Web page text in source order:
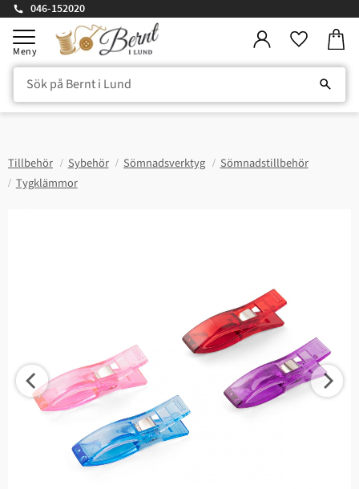
Meny
046-152020
Tillbehör Sybehör Sömnadsverktyg
Sömnadstillbehör
Tygklämmor